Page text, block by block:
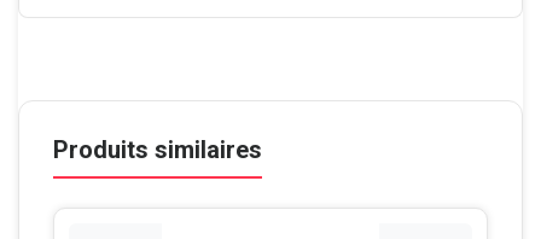
Produits similaires